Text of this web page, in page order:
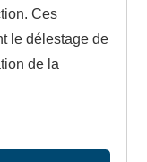
Ces
le délestage de
de la